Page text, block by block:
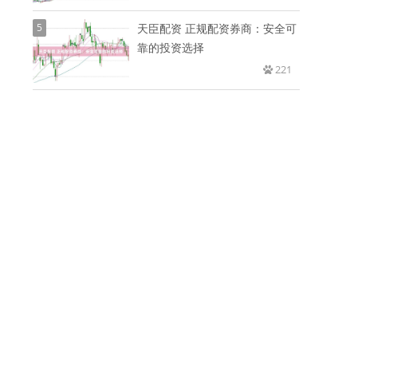
5
天臣配资 正规配资券商：安全可
靠的投资选择
221